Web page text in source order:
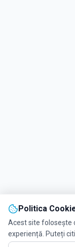
Politica
Acest site folosește
experiență. Puteți